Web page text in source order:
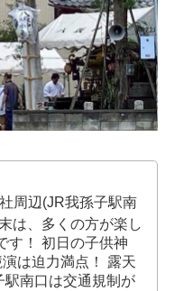
周辺(JR我孫子駅南
は、多くの方が楽し
す！ 初日の子供神
は迫力満点！ 露天
南口は交通規制が